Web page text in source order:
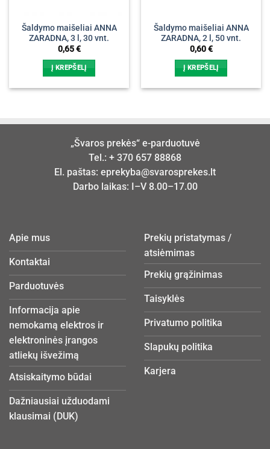
Šaldymo maišeliai ANNA
ZARADNA, 3 l, 30 vnt.
0,65€
Į KREPŠELĮ
Šaldymo maišeliai ANNA
ZARADNA, 2 l, 50 vnt.
0,60€
Į KREPŠELĮ
„Švaros prekės“ e-parduotuvė
Tel.: + 370 657 88868
El. paštas: eprekyba@svarosprekes.lt
Darbo laikas: I–V 8.00–17.00
Apie mus
Kontaktai
Parduotuvės
Informacija apie
nemokamą elektros ir
elektroninės įrangos
atliekų išvežimą
Atsiskaitymo būdai
Dažniausiai užduodami
klausimai (DUK)
Prekių pristatymas /
atsiėmimas
Prekių grąžinimas
Taisyklės
Privatumo politika
Slapukų politika
Karjera